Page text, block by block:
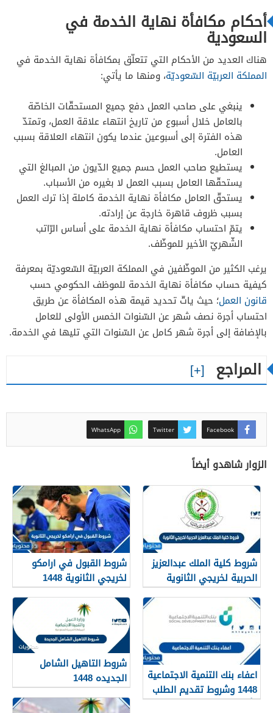
أحكام مكافأة نهاية الخدمة في
السعودية
هناك العديد من الأحكام التي تتعلّق بمكافأة نهاية الخدمة في
المملكة العربيّة السّعوديّة، ومنها ما يأتي:
ينبغي على صاحب العمل دفع جميع المستحقّات الخاصّة
بالعامل خلال أسبوع من تاريخ انتهاء علاقة العمل، وتمتدّ
هذه الفترة إلى أسبوعين عندما يكون انتهاء العلاقة بسبب
العامل.
يستطيع صاحب العمل حسم جميع الدّيون من المبالغ التي
يستحقّها العامل بسبب العمل لا بغيره من الأسباب.
يستحقّ العامل مكافأة نهاية الخدمة كاملة إذا ترك العمل
بسبب ظروف قاهرة خارجة عن إرادته.
يتمّ احتساب مكافأة نهاية الخدمة على أساس الرّاتب
الشّهريّ الأخير للموظّف.
يرغب الكثير من الموظّفين في المملكة العربيّة السّعوديّة بمعرفة
كيفية حساب مكافأة نهاية الخدمة للموظف الحكومي حسب
قانون العمل؛ حيث ياتّ تحديد قيمة هذه المكافأة عن طريق
احتساب أجرة نصف شهر عن السّنوات الخمس الأولى للعامل
بالإضافة إلى أجرة شهر كامل عن السّنوات التي تليها في الخدمة.
المراجع
Facebook
Twitter
WhatsApp
الزوار شاهدو أيضاً
شروط كلية الملك عبدالعزيز
الحربية لخريجي الثانوية
1448
شروط القبول في ارامكو
لخريجي الثانوية 1448
اعفاء بنك التنمية الاجتماعية
1448 وشروط تقديم الطلب
وأهم الأوراق والمستندات
شروط التاهيل الشامل
الجديده 1448